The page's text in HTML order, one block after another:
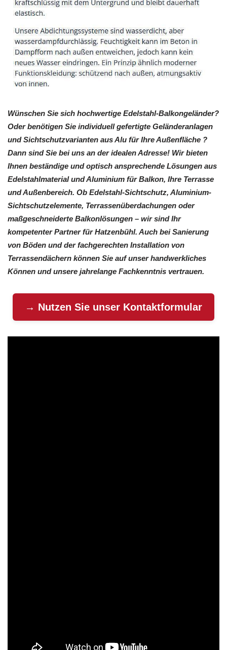
Wünschen Sie sich hochwertige Edelstahl-Balkongeländer?
Oder benötigen Sie individuell gefertigte Geländeranlagen
und Sichtschutzvarianten aus Alu für Ihre Außenfläche ?
Dann sind Sie bei uns an der idealen Adresse! Wir bieten
Ihnen beständige und optisch ansprechende Lösungen aus
Edelstahlmaterial und Aluminium für Balkon, Ihre Terrasse
und Außenbereich. Ob Edelstahl-Sichtschutz, Aluminium-
Sichtschutzelemente, Terrassenüberdachungen oder
maßgeschneiderte Balkonlösungen – wir sind Ihr
kompetenter Partner für Hatzenbühl. Auch bei Sanierung
von Böden und der fachgerechten Installation von
Terrassendächern können Sie auf unser handwerkliches
Können und unsere jahrelange Fachkenntnis vertrauen.
→ Nutzen Sie unser Kontaktformular